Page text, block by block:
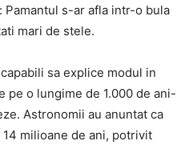
s-ar afla intr-o bula
mari de stele.
sa explice modul in
pe o lungime de 1.000 de ani-
Astronomii au anuntat ca
milioane de ani, potrivit